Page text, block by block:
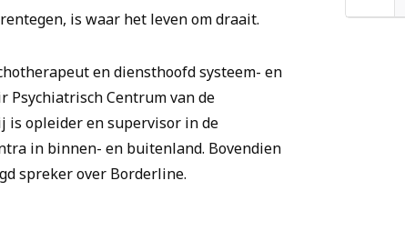
is waar het leven om draait.
en diensthoofd systeem- en
Centrum van de
is opleider en supervisor in de
in binnen- en buitenland. Bovendien
spreker over Borderline.